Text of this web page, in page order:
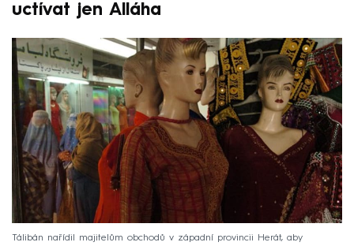
uctívat jen Alláha
Tálibán nařídil majitelům obchodů v západní provincii Herát, aby